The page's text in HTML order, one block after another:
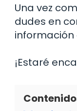
Una vez
dudes en
información
¡Estaré